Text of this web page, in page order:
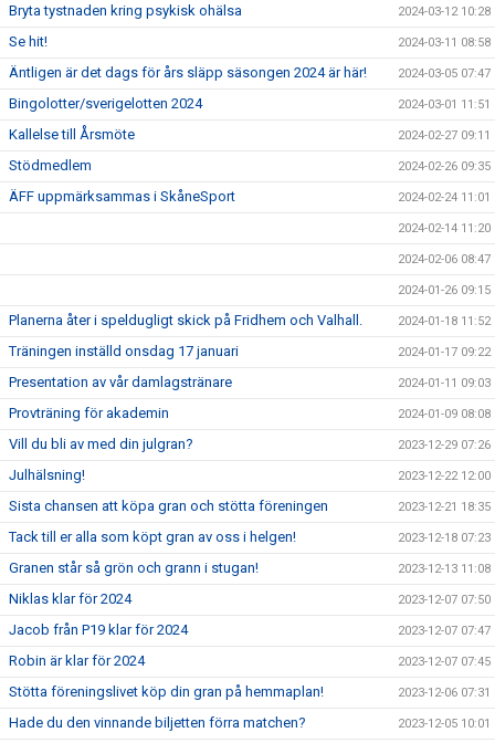
Bryta tystnaden kring psykisk ohälsa 2024-03-12 10:28
Se hit! 2024-03-11 08:58
Äntligen är det dags för års släpp säsongen 2024 är här! 2024-03-05 07:47
Bingolotter/sverigelotten 2024 2024-03-01 11:51
Kallelse till Årsmöte 2024-02-27 09:11
Stödmedlem 2024-02-26 09:35
ÄFF uppmärksammas i SkåneSport 2024-02-24 11:01
2024-02-14 11:20
2024-02-06 08:47
2024-01-26 09:15
Planerna åter i speldugligt skick på Fridhem och Valhall. 2024-01-18 11:52
Träningen inställd onsdag 17 januari 2024-01-17 09:22
Presentation av vår damlagstränare 2024-01-11 09:03
Provträning för akademin 2024-01-09 08:08
Vill du bli av med din julgran? 2023-12-29 07:26
Julhälsning! 2023-12-22 12:00
Sista chansen att köpa gran och stötta föreningen 2023-12-21 18:35
Tack till er alla som köpt gran av oss i helgen! 2023-12-18 07:23
Granen står så grön och grann i stugan! 2023-12-13 11:08
Niklas klar för 2024 2023-12-07 07:50
Jacob från P19 klar för 2024 2023-12-07 07:47
Robin är klar för 2024 2023-12-07 07:45
Stötta föreningslivet köp din gran på hemmaplan! 2023-12-06 07:31
Hade du den vinnande biljetten förra matchen? 2023-12-05 10:01